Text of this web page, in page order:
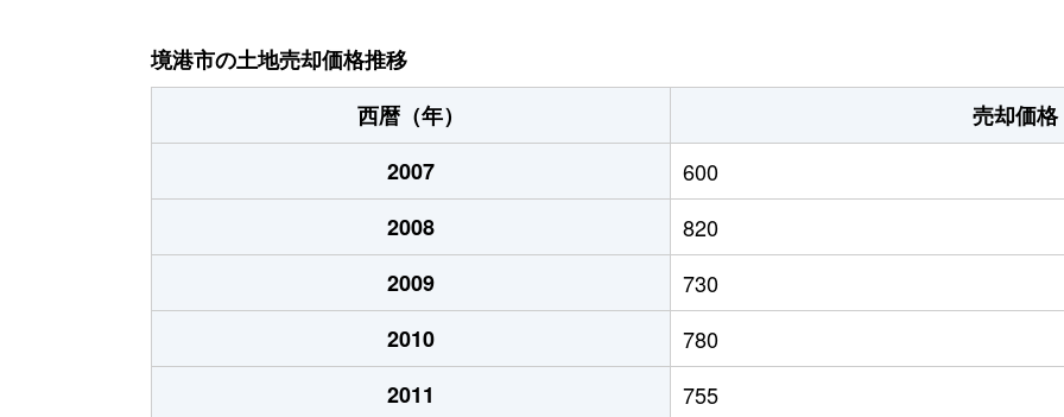
中野町
410万円 上道(鳥取) 徒歩3分 280m² 4
新屋町
420万円 中浜 徒歩10分 700m² 2
蓮池町
200万円 馬場崎町 徒歩9分 240m² 2
浜ノ町
1,200万円 境港 徒歩5分 380m²
福定町
300万円 上道(鳥取) 徒歩9分 500m² 2
福定町
790万円 上道(鳥取) 徒歩13分 1000m² 2
境港市の土地売却価格推移
西暦（年）
売却価格
2007
600
2008
820
2009
730
2010
780
2011
755